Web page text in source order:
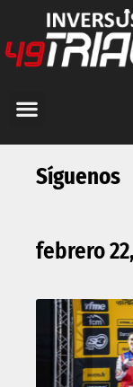
Síguenos
febrero